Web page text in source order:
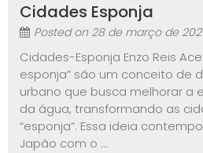
Cidades Esponja
Posted on 28 de março de
Cidades-Esponja Enzo Reis
esponja” são um conceito de
urbano que busca melhorar a
da água, transformando as
“esponja”. Essa ideia
Japão com o ...